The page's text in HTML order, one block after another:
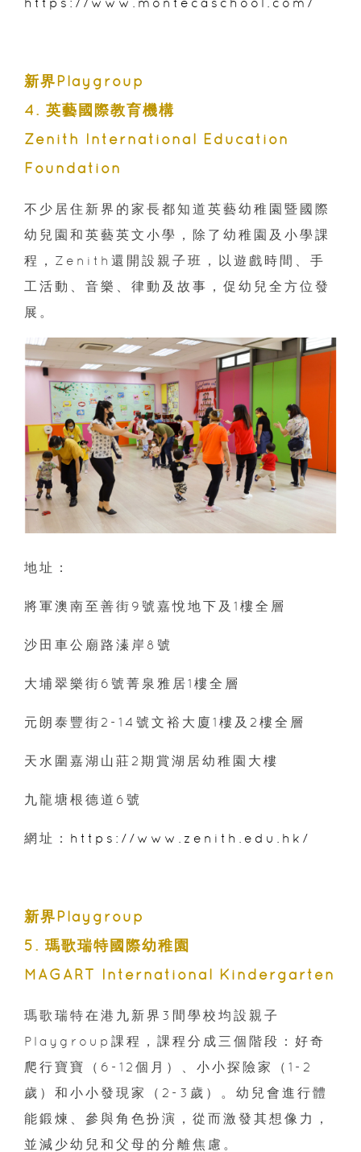
新界Playgroup
4. 英藝國際教育機構
Zenith International Education
Foundation
不少居住新界的家長都知道英藝幼稚園暨國際
幼兒園和英藝英文小學，除了幼稚園及小學課
程，Zenith還開設親子班，以遊戲時間、手
工活動、音樂、律動及故事，促幼兒全方位發
展。
地址：
將軍澳南至善街9號嘉悅地下及1樓全層
沙田車公廟路溱岸8號
大埔翠樂街6號菁泉雅居1樓全層
元朗泰豐街2-14號文裕大廈1樓及2樓全層
天水圍嘉湖山莊2期賞湖居幼稚園大樓
九龍塘根德道6號
網址： https://www.zenith.edu.hk/
新界Playgroup
5. 瑪歌瑞特國際幼稚園
MAGART International Kindergarten
瑪歌瑞特在港九新界3間學校均設親子
Playgroup課程，課程分成三個階段：好奇
爬行寶寶（6-12個月）、小小探險家（1-2
歲）和小小發現家（2-3歲）。幼兒會進行體
能鍛煉、參與角色扮演，從而激發其想像力，
並減少幼兒和父母的分離焦慮。